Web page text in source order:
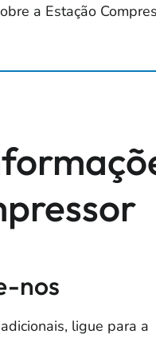
a Estação
nos
ligue para a